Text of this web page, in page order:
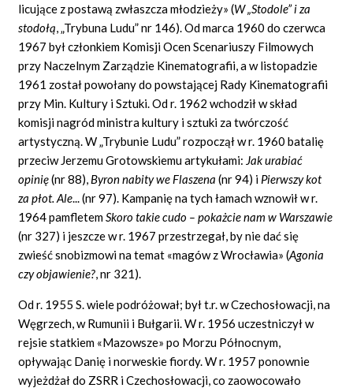
licujące z postawą zwłaszcza młodzieży» (W „Stodole” i za
stodołą, „Trybuna Ludu” nr 146). Od marca 1960 do czerwca
1967 był członkiem Komisji Ocen Scenariuszy Filmowych
przy Naczelnym Zarządzie Kinematografii, a w listopadzie
1961 został powołany do powstającej Rady Kinematografii
przy Min. Kultury i Sztuki. Od r. 1962 wchodził w skład
komisji nagród ministra kultury i sztuki za twórczość
artystyczną. W „Trybunie Ludu” rozpoczął w r. 1960 batalię
przeciw Jerzemu Grotowskiemu artykułami: Jak urabiać
opinię(nr 88), Byron nabity we Flaszena (nr 94) i Pierwszy kot
za płot. Ale... (nr 97). Kampanię na tych łamach wznowił w r.
1964 pamfletemSkoro takie cudo – pokażcie nam w Warszawie
(nr 327) i jeszcze w r. 1967 przestrzegał, by nie dać się
zwieść snobizmowi na temat «magów z Wrocławia» (Agonia
czy objawienie?, nr 321).
Od r. 1955 S. wiele podróżował; był t.r. w Czechosłowacji, na
Węgrzech, w Rumunii i Bułgarii. W r. 1956 uczestniczył w
rejsie statkiem «Mazowsze» po Morzu Północnym,
opływając Danię i norweskie fiordy. W r. 1957 ponownie
wyjeżdżał do ZSRR i Czechosłowacji, co zaowocowało